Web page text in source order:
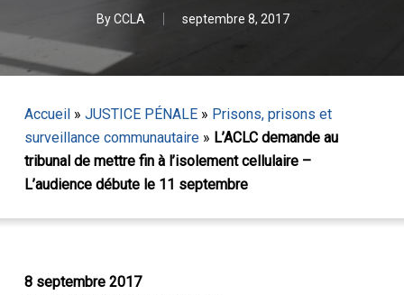
ByCCLA septembre 8, 2017
Accueil» JUSTICE PÉNALE» Prisons, prisons et
surveillance communautaire» L’ACLC demande au
tribunal de mettre fin à l’isolement cellulaire –
L’audience débute le 11 septembre
8 septembre 2017